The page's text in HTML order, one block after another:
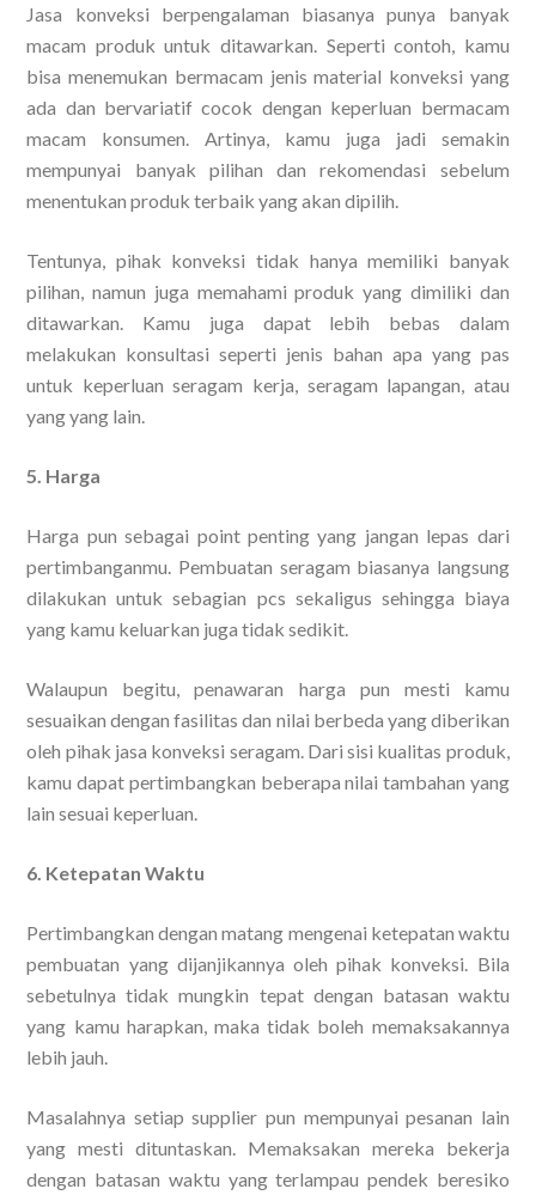
Jasa konveksi berpengalaman biasanya punya banyak
macam produk untuk ditawarkan. Seperti contoh, kamu
bisa menemukan bermacam jenis material konveksi yang
ada dan bervariatif cocok dengan keperluan bermacam
macam konsumen. Artinya, kamu juga jadi semakin
mempunyai banyak pilihan dan rekomendasi sebelum
menentukan produk terbaik yang akan dipilih.
Tentunya, pihak konveksi tidak hanya memiliki banyak
pilihan, namun juga memahami produk yang dimiliki dan
ditawarkan. Kamu juga dapat lebih bebas dalam
melakukan konsultasi seperti jenis bahan apa yang pas
untuk keperluan seragam kerja, seragam lapangan, atau
yang yang lain.
5. Harga
Harga pun sebagai point penting yang jangan lepas dari
pertimbanganmu. Pembuatan seragam biasanya langsung
dilakukan untuk sebagian pcs sekaligus sehingga biaya
yang kamu keluarkan juga tidak sedikit.
Walaupun begitu, penawaran harga pun mesti kamu
sesuaikan dengan fasilitas dan nilai berbeda yang diberikan
oleh pihak jasa konveksi seragam. Dari sisi kualitas produk,
kamu dapat pertimbangkan beberapa nilai tambahan yang
lain sesuai keperluan.
6. Ketepatan Waktu
Pertimbangkan dengan matang mengenai ketepatan waktu
pembuatan yang dijanjikannya oleh pihak konveksi. Bila
sebetulnya tidak mungkin tepat dengan batasan waktu
yang kamu harapkan, maka tidak boleh memaksakannya
lebih jauh.
Masalahnya setiap supplier pun mempunyai pesanan lain
yang mesti dituntaskan. Memaksakan mereka bekerja
dengan batasan waktu yang terlampau pendek beresiko